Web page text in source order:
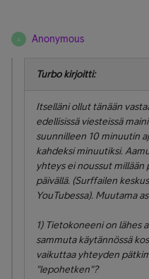
A Anonymous
Turbo kirjoitti:
Itselläni ollut tänään
edellisissä viesteissä
suunnilleen 10 minuutin
kahdeksi minuutiksi.
yhteys ei noussut
päivällä. (Surffailen
YouTubessa). Muutama
1) Tietokoneeni on lähes
sammuta käytännössä
vaikuttaa yhteyden
"lepohetken"?